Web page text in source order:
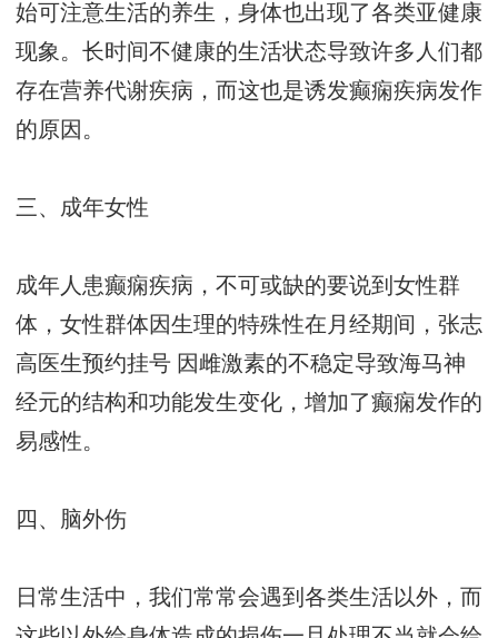
始可注意生活的养生，身体也出现了各类亚健康
现象。长时间不健康的生活状态导致许多人们都
存在营养代谢疾病，而这也是诱发癫痫疾病发作
的原因。
三、成年女性
成年人患癫痫疾病，不可或缺的要说到女性群
体，女性群体因生理的特殊性在月经期间， 张志
高医生预约挂号 因雌激素的不稳定导致海马神
经元的结构和功能发生变化，增加了癫痫发作的
易感性。
四、脑外伤
日常生活中，我们常常会遇到各类生活以外，而